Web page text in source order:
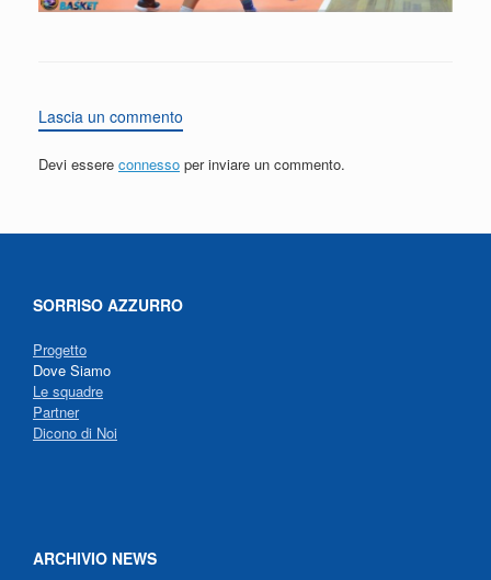
Lascia un commento
Devi essere connesso per inviare un commento.
SORRISO AZZURRO
Progetto
Dove Siamo
Le squadre
Partner
Dicono di Noi
ARCHIVIO NEWS